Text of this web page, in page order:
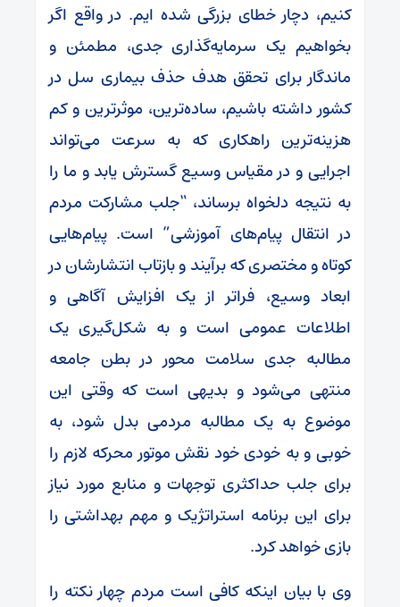
کنیم، دچار خطای بزرگی شده ایم. در واقع اگر
بخواهیم یک سرمایه‌گذاری جدی، مطمئن و
ماندگار برای تحقق هدف حذف بیماری سل در
کشور داشته باشیم، ساده‌ترین، موثرترین و کم
هزینه‌ترین راهکاری که به سرعت می‌تواند
اجرایی و در مقیاس وسیع گسترش یابد و ما را
به نتیجه دلخواه برساند، “جلب مشارکت مردم
در انتقال پیام‌های آموزشی” است. پیام‌هایی
کوتاه و مختصری که برآیند و بازتاب انتشارشان در
ابعاد وسیع، فراتر از یک افزایش آگاهی و
اطلاعات عمومی است و به شکل‌گیری یک
مطالبه جدی سلامت محور در بطن جامعه
منتهی می‌شود و بدیهی است که وقتی این
موضوع به یک مطالبه مردمی بدل شود، به
خوبی و به خودی خود نقش موتور محرکه لازم را
برای جلب حداکثری توجهات و منابع مورد نیاز
برای این برنامه استراتژیک و مهم بهداشتی را
بازی خواهد کرد.
وی با بیان اینکه کافی است مردم چهار نکته را